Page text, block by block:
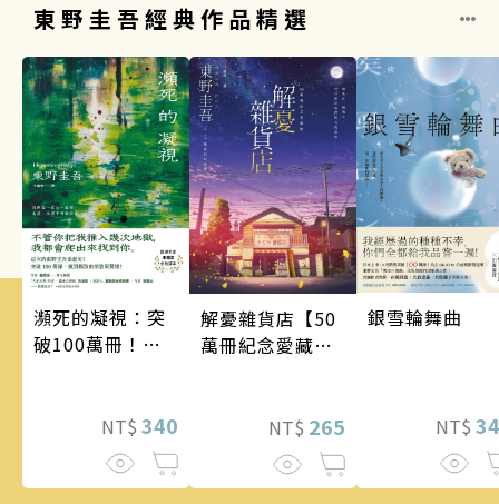
東野圭吾經典作品精選
瀕死的凝視：突
破100萬冊！這
的情慾與驚悚！
NT$ 340
解憂雜貨店【50
萬冊紀念愛藏
NT$ 265
銀雪輪舞曲
NT$